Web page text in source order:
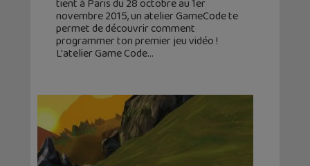
tient à Paris du 28 octobre au 1er
novembre 2015, un atelier GameCode te
permet de découvrir comment
programmer ton premier jeu vidéo !
L'atelier Game Code